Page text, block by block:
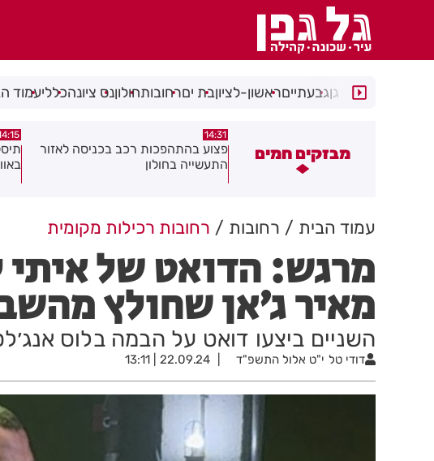
רמת גןגבעתייםראשון-לציוןבת יםרחובותחולוןנס ציונהכלליעמוד
מבזקים חמים
פצוע בהתהפכות רכב בכניסה לאזור
14:15
תיסלם ואתניקס הרימו את חולון
באוויר
עמוד הבית רחובות רחובות רכילות מקומית
מרגש: הדואט של איתי
מאיר ג׳אן שחולץ
השניים ביצעו דואט על הבמה בלוס
דודי טל י"ט אלול התשפ"ד 22.09.24 | 13:11